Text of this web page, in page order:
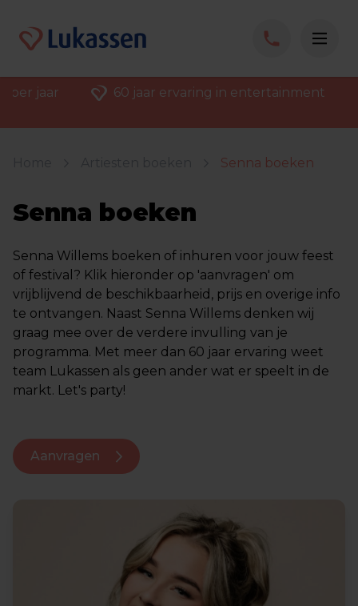
per jaar 60 jaar ervaring in entertainment
Senna boeken
Senna boeken
Senna Willems boeken of inhuren voor jouw feest
of festival? Klik hieronder op 'aanvragen' om
vrijblijvend de beschikbaarheid, prijs en overige info
te ontvangen. Naast Senna Willems denken wij
graag mee over de verdere invulling van je
programma. Met meer dan 60 jaar ervaring weet
team Lukassen als geen ander wat er speelt in de
markt. Let's party!
Aanvragen